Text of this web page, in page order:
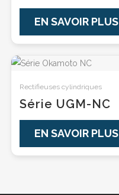
EN SAVOIR PLUS
Rectifieuses cylindriques
Série UGM-NC
EN SAVOIR PLUS